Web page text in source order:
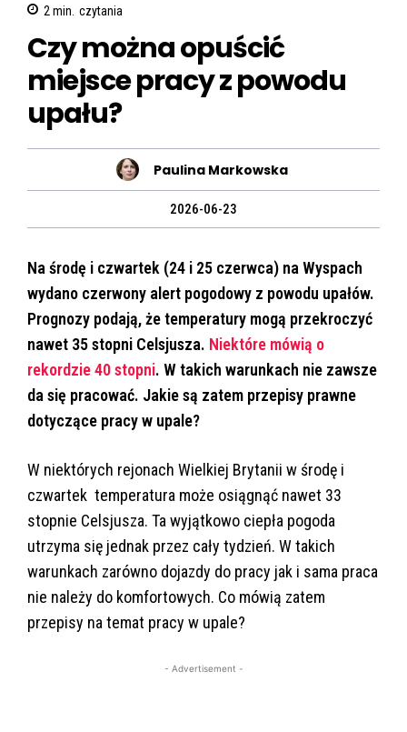
2min. czytania
Czy można opuścić
miejsce pracy z powodu
upału?
Paulina Markowska
2026-06-23
Na środę i czwartek (24 i 25 czerwca) na Wyspach
wydano czerwony alert pogodowy z powodu upałów.
Prognozy podają, że temperatury mogą przekroczyć
nawet 35 stopni Celsjusza. Niektóre mówią o
rekordzie 40 stopni. W takich warunkach nie zawsze
da się pracować. Jakie są zatem przepisy prawne
dotyczące pracy w upale?
W niektórych rejonach Wielkiej Brytanii w środę i
czwartek temperatura może osiągnąć nawet 33
stopnie Celsjusza. Ta wyjątkowo ciepła pogoda
utrzyma się jednak przez cały tydzień. W takich
warunkach zarówno dojazdy do pracy jak i sama praca
nie należy do komfortowych. Co mówią zatem
przepisy na temat pracy w upale?
- Advertisement -